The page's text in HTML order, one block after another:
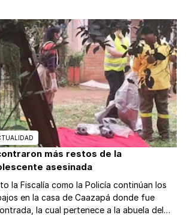
más restos de la
asesinada
la Fiscalía como la Policía continúan los
en la casa de Caazapá donde fue
la cual pertenece a la abuela del